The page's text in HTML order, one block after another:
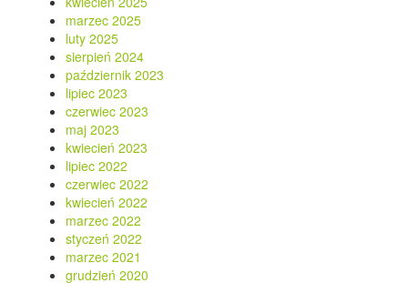
marzec 2025
luty 2025
sierpień 2024
październik 2023
lipiec 2023
czerwiec 2023
maj 2023
kwiecień 2023
lipiec 2022
czerwiec 2022
kwiecień 2022
marzec 2022
styczeń 2022
marzec 2021
grudzień 2020